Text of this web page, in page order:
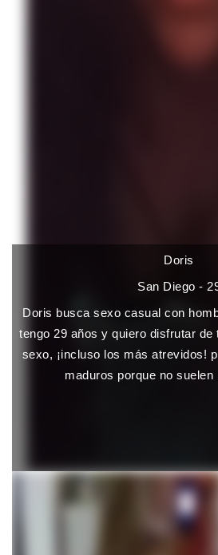
Doris
San Diego -
Doris busca sexo casual con
tengo 29 años y quiero disfrutar
sexo, ¡incluso los más atrevidos!
maduros porque no suelen